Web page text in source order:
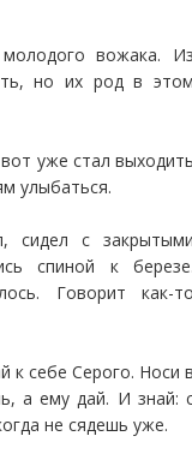
вожака.
но их род в
уже стал
улыбаться.
сидел с
спиной к
Говорит как-
к себе Серого. Носи
а ему дай. И знай:
не сядешь уже.